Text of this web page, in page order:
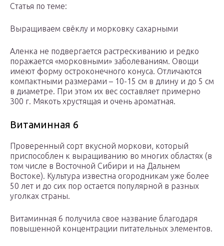
Статья по теме:
Выращиваем свёклу и морковку сахарными
Аленка не подвергается растрескиванию и редко
поражается «морковными» заболеваниям. Овощи
имеют форму остроконечного конуса. Отличаются
компактными размерами – 10-15 см в длину и до 5 см
в диаметре. При этом их вес составляет примерно
300 г. Мякоть хрустящая и очень ароматная.
Витаминная 6
Проверенный сорт вкусной моркови, который
приспособлен к выращиванию во многих областях (в
том числе в Восточной Сибири и на Дальнем
Востоке). Культура известна огородникам уже более
50 лет и до сих пор остается популярной в разных
уголках страны.
Витаминная 6 получила свое название благодаря
повышенной концентрации питательных элементов.